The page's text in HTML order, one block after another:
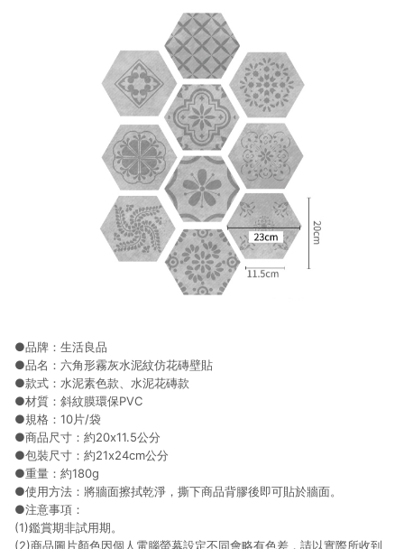
●品牌：生活良品
●品名：六角形霧灰水泥紋仿花磚壁貼
●款式：水泥素色款、水泥花磚款
●材質：斜紋膜環保PVC
●規格：10片/袋
●商品尺寸：約20x11.5公分
●包裝尺寸：約21x24cm公分
●重量：約180g
●使用方法：將牆面擦拭乾淨，撕下商品背膠後即可貼於牆面。
●注意事項：
(1)鑑賞期非試用期。
(2)商品圖片顏色因個人電腦螢幕設定不同會略有色差，請以實際所收到